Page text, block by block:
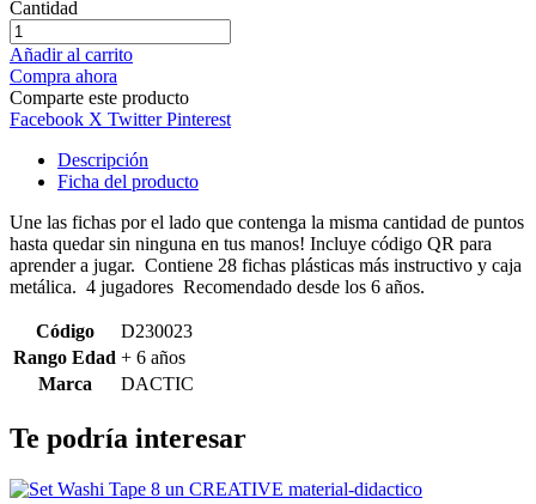
Cantidad
Añadir al carrito
Compra ahora
Comparte este producto
Facebook X Twitter Pinterest
Descripción
Ficha del producto
Une las fichas por el lado que contenga la misma cantidad de puntos
hasta quedar sin ninguna en tus manos! Incluye código QR para
aprender a jugar. Contiene 28 fichas plásticas más instructivo y caja
metálica. 4 jugadores Recomendado desde los 6 años.
Código
D230023
Rango Edad + 6 años
Marca
DACTIC
Te podría interesar